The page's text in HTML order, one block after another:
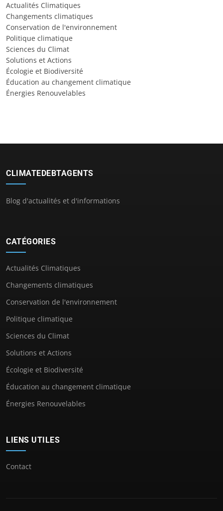
Actualités Climatiques
Changements climatiques
Conservation de l'environnement
Politique climatique
Sciences du Climat
Solutions et Actions
Écologie et Biodiversité
Éducation au changement climatique
Énergies Renouvelables
CLIMATEDEBTAGENTS
Blog d'actualités et d'informations
CATÉGORIES
Actualités Climatiques
Changements climatiques
Conservation de l'environnement
Politique climatique
Sciences du Climat
Solutions et Actions
Écologie et Biodiversité
Éducation au changement climatique
Énergies Renouvelables
LIENS UTILES
Contact